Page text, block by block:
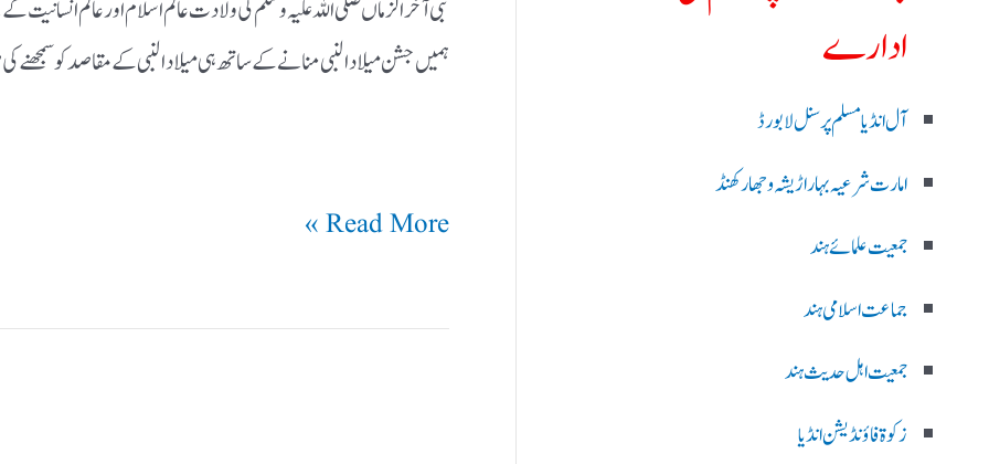
ادارے
آل انڈیا مسلم پرسنل لا بورڈ
امارت شرعیہ بہار اڑیشہ و جھارکھنڈ
جمعیت علمائے ہند
جماعت اسلامی ہند
جمعیت اہل حدیث ہند
زکوۃ فاؤنڈیشن انڈیا
نبی آخرالزماں صلی اللہ علیہ وسلم کی ولادت عالم اسلام اور عالم
ہمیں جشن میلاد النبی منانے کے ساتھ ہی میلادالنبی کے مقاصد کو
Read More »